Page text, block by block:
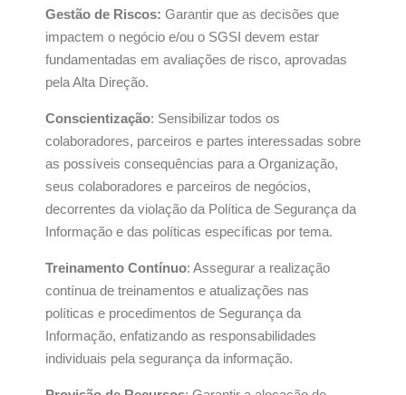
Gestão de Riscos: Garantir que as decisões que
impactem o negócio e/ou o SGSI devem estar
fundamentadas em avaliações de risco, aprovadas
pela Alta Direção.
Conscientização: Sensibilizar todos os
colaboradores, parceiros e partes interessadas sobre
as possíveis consequências para a Organização,
seus colaboradores e parceiros de negócios,
decorrentes da violação da Política de Segurança da
Informação e das políticas específicas por tema.
Treinamento Contínuo: Assegurar a realização
contínua de treinamentos e atualizações nas
políticas e procedimentos de Segurança da
Informação, enfatizando as responsabilidades
individuais pela segurança da informação.